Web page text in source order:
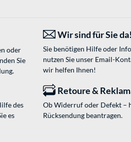
oder
Sie
Wir sind für Sie da!
Sie benötigen Hilfe oder
nutzen Sie unser Email-
wir helfen Ihnen!
des
es
Retoure &
Ob Widerruf oder Defekt –
Rücksendung beantragen.